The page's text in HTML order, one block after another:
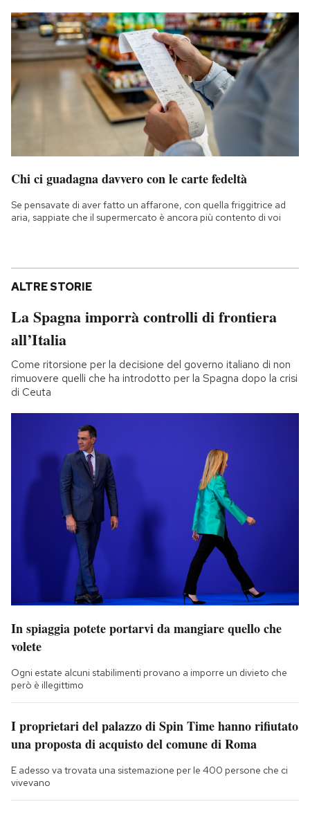
Chi ci guadagna davvero con le carte fedeltà
Se pensavate di aver fatto un affarone, con quella friggitrice ad
aria, sappiate che il supermercato è ancora più contento di voi
ALTRE STORIE
La Spagna imporrà controlli di frontiera
all’Italia
Come ritorsione per la decisione del governo italiano di non
rimuovere quelli che ha introdotto per la Spagna dopo la crisi
di Ceuta
In spiaggia potete portarvi da mangiare quello che
volete
Ogni estate alcuni stabilimenti provano a imporre un divieto che
però è illegittimo
I proprietari del palazzo di Spin Time hanno rifiutato
una proposta di acquisto del comune di Roma
E adesso va trovata una sistemazione per le 400 persone che ci
vivevano